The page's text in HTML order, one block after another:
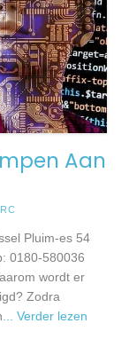
Aan
Pluim-es 54
0180-580036
wordt er
Zodra
... Verder lezen